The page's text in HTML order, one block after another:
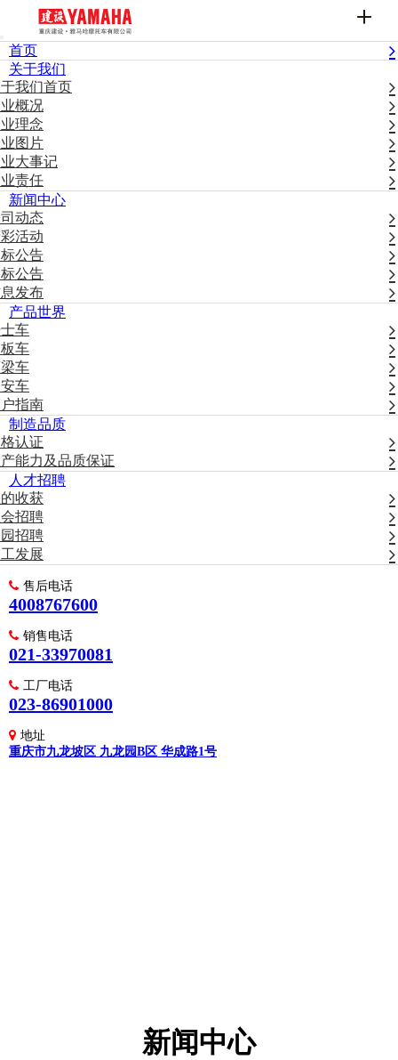
首页
关于我们
我们首页
概况
理念
图片
大事记
责任
新闻中心
动态
活动
公告
公告
发布
产品世界
车
车
车
车
指南
制造品质
认证
能力及品质保证
人才招聘
收获
招聘
招聘
发展
售后电话
4008767600
销售电话
021-33970081
工厂电话
023-86901000
地址
重庆市九龙坡区 九龙园B区 华成路1号
新闻中心